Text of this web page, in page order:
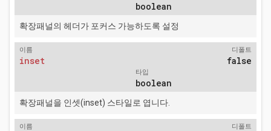
boolean
확장패널의 헤더가 포커스 가능하도록 설정
이름
inset
디폴트
false
타입
boolean
확장패널을 인셋(inset) 스타일로 엽니다.
이름 디폴트